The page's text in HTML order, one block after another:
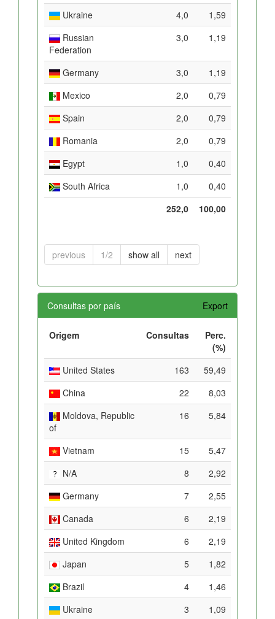
Ukraine
4,0
1,59
Russian
Federation
3,0 1,19
Germany 3,0
1,19
Mexico
2,0
0,79
Spain
2,0
0,79
Romania
2,0
0,79
Egypt
1,0
0,40
South Africa
1,0
0,40
252,0
100,00
previous 1/2 show all next
Consultas por país Export
Origem Consultas
Perc.
(%)
United States
163
59,49
China
22
8,03
Moldova, Republic
of
16 5,84
Vietnam 15
5,47
N/A
8
2,92
Germany
7
2,55
Canada
6
2,19
United Kingdom
6
2,19
Japan
5
1,82
Brazil
4
1,46
Ukraine
3
1,09